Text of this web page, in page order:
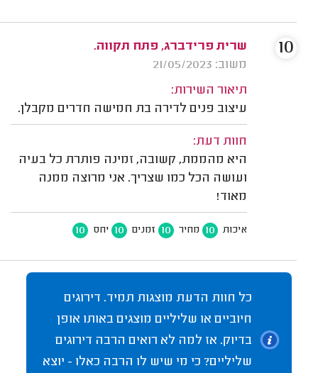
שרית פרידברג, פתח תקווה.
משוב: 21/05/2023
תיאור השירות:
עיצוב פנים לדירה בת חמישה חדרים מקבלן.
חוות דעת:
היא מהממת, קשובה, זמינה פותרת כל בעיה
ועושה הכל כמו שצריך. אני מרוצה ממנה
מאוד!
איכות 10 מחיר 10 זמנים 10 יחס 10
10
כל חוות הדעת מוצגות תמיד. דירוגים
חיוביים או שליליים מוצגים באותו אופן
בדיוק. אז למה לא רואים הרבה דירוגים
שליליים? כי מי שיש לו הרבה כאלו - יוצא